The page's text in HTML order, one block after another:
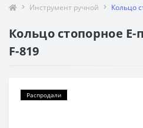
Инструмент ручной Кольцо
Кольцо стопорное
F-819
Распродали